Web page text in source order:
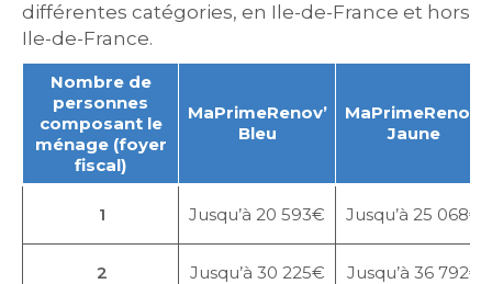
différentes catégories, en Ile-de-France et hors
Ile-de-France.
Nombre de
personnes
composant le
ménage (foyer
fiscal)
MaPrimeRenov’
Bleu
MaPrimeRenov’
Jaune
1 Jusqu’à 20 593€ Jusqu’à 25 068€
2 Jusqu’à 30 225€ Jusqu’à 36 792€